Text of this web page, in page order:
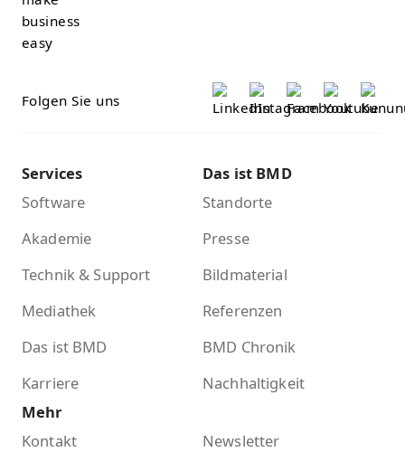
Folgen Sie uns
Services
Software
Akademie
Technik & Support
Mediathek
Das ist BMD
Karriere
Das ist BMD
Standorte
Presse
Bildmaterial
Referenzen
BMD Chronik
Nachhaltigkeit
Mehr
Kontakt
Newsletter